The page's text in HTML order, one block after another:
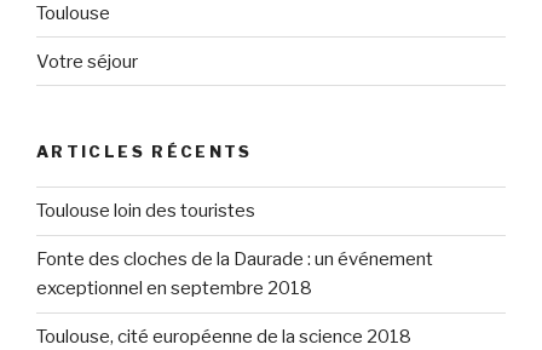
Toulouse
Votre séjour
ARTICLES RÉCENTS
Toulouse loin des touristes
Fonte des cloches de la Daurade : un événement
exceptionnel en septembre 2018
Toulouse, cité européenne de la science 2018